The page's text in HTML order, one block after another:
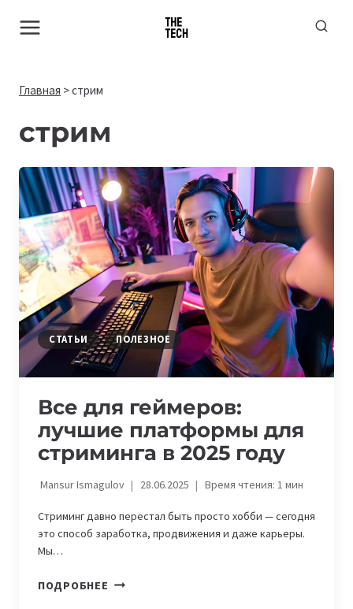
Главная >стрим
стрим
СТАТЬИ ПОЛЕЗНОЕ
Все для геймеров:
лучшие платформы для
стриминга в 2025 году
Mansur Ismagulov 28.06.2025 Время чтения: 1мин
Стриминг давно перестал быть просто хобби — сегодня
это способ заработка, продвижения и даже карьеры.
Мы…
ПОДРОБНЕЕ ВСЕ